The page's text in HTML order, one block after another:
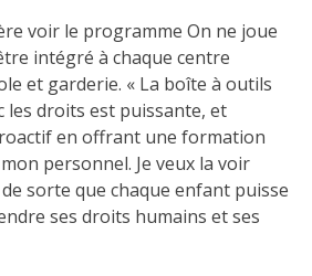
voir le programme On ne joue
intégré à chaque centre
et garderie. « La boîte à outils
les droits est puissante, et
en offrant une formation
personnel. Je veux la voir
sorte que chaque enfant puisse
ses droits humains et ses